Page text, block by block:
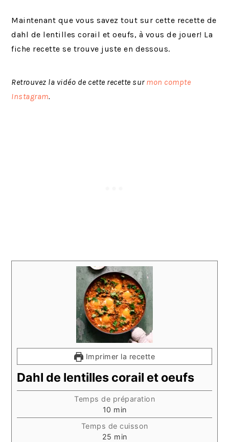
Maintenant que vous savez tout sur cette recette de
dahl de lentilles corail et oeufs, à vous de jouer! La
fiche recette se trouve juste en dessous.
Retrouvez la vidéo de cette recette sur mon compte
Instagram.
Imprimer la recette
Dahl de lentilles corail et oeufs
Temps de préparation
10 minutes
min
Temps de cuisson
25 minutes
min